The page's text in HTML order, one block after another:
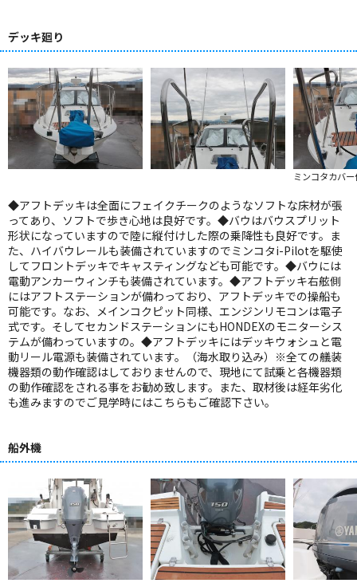
デッキ廻り
ミンコタカバ
◆アフトデッキは全面にフェイクチークのようなソフトな床材が張
ってあり、ソフトで歩き心地は良好です。◆バウはバウスプリット
形状になっていますので陸に縦付けした際の乗降性も良好です。ま
た、ハイバウレールも装備されていますのでミンコタi-Pilotを駆使
してフロントデッキでキャスティングなども可能です。◆バウには
電動アンカーウィンチも装備されています。◆アフトデッキ右舷側
にはアフトステーションが備わっており、アフトデッキでの操船も
可能です。なお、メインコクピット同様、エンジンリモコンは電子
式です。そしてセカンドステーションにもHONDEXのモニターシス
テムが備わっていますの。◆アフトデッキにはデッキウォシュと電
動リール電源も装備されています。（海水取り込み）※全ての艤装
機器類の動作確認はしておりませんので、現地にて試乗と各機器類
の動作確認をされる事をお勧め致します。また、取材後は経年劣化
も進みますのでご見学時にはこちらもご確認下さい。
船外機